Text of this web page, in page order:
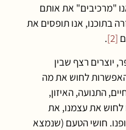
"מרכיבים" את אותם
בתוכנו, אנו תופסים את
[2]
.
יוצרים רצף שבין
לחוש את מה
התנועה, האיזון,
לחוש את עצמנו, את
חושי הטעם (שנמצא